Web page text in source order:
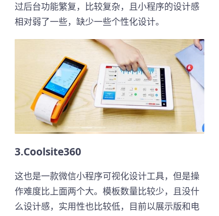
过后台功能繁复，比较复杂，且小程序的设计感
相对弱了一些，缺少一些个性化设计。
3.Coolsite360
这也是一款微信小程序可视化设计工具，但是操
作难度比上面两个大。模板数量比较少，且没什
么设计感，实用性也比较低，目前以展示版和电